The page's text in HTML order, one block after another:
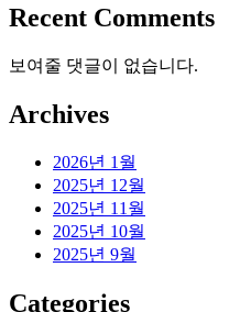
Recent Comments
보여줄 댓글이 없습니다.
Archives
2026년 1월
2025년 12월
2025년 11월
2025년 10월
2025년 9월
Categories